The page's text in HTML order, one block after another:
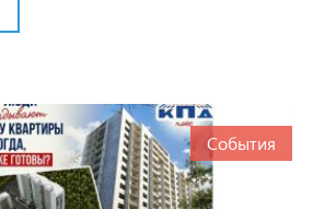
События